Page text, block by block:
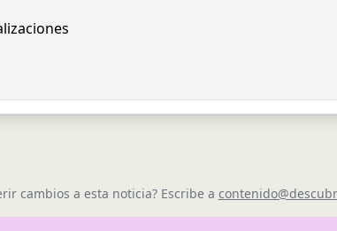
cambios a esta noticia? Escribe a